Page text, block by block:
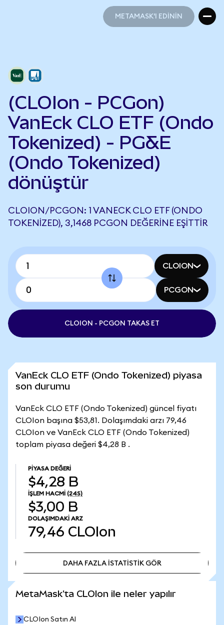
METAMASK'I EDİNİN
(CLOIon - PCGon)
VanEck CLO ETF (Ondo
Tokenized) - PG&E
(Ondo Tokenized)
dönüştür
CLOION/PCGON: 1 VANECK CLO ETF (ONDO
TOKENIZED), 3,1468 PCGON DEĞERINE EŞITTIR
CLOION
PCGON
CLOION - PCGON TAKAS ET
VanEck CLO ETF (Ondo Tokenized) piyasa
son durumu
VanEck CLO ETF (Ondo Tokenized) güncel fiyatı
CLOIon başına $53,81. Dolaşımdaki arzı 79,46
CLOIon ve VanEck CLO ETF (Ondo Tokenized)
toplam piyasa değeri $4,28 B .
PIYASA DEĞERI
$4,28 B
İŞLEM HACMI (24S)
$3,00 B
DOLAŞIMDAKI ARZ
79,46 CLOIon
DAHA FAZLA İSTATİSTİK GÖR
MetaMask'ta CLOIon ile neler yapılır
CLOIon Satın Al